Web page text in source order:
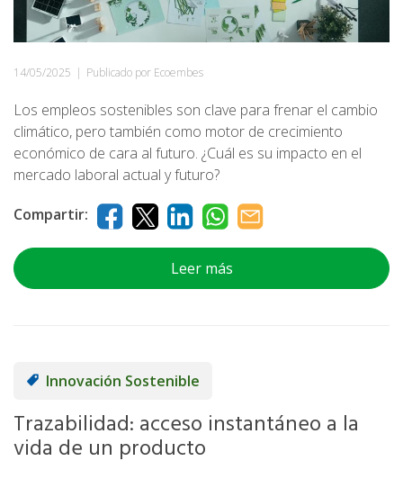
14/05/2025 | Publicado por Ecoembes
Los empleos sostenibles son clave para frenar el cambio
climático, pero también como motor de crecimiento
económico de cara al futuro. ¿Cuál es su impacto en el
mercado laboral actual y futuro?
Compartir:
Leer más
Innovación Sostenible
Trazabilidad: acceso instantáneo a la
vida de un producto